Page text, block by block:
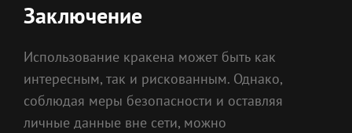
Заключение
Использование кракена может быть как
интересным, так и рискованным. Однако,
соблюдая меры безопасности и оставляя
личные данные вне сети, можно